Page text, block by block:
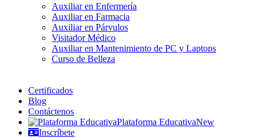
Auxiliar en Enfermería
Auxiliar en Farmacia
Auxiliar en Párvulos
Visitador Médico
Auxiliar en Mantenimiento de PC y Laptops
Curso de Belleza
Certificados
Blog
Contáctenos
Plataforma EducativaNew
Inscríbete